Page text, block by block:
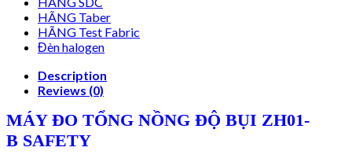
HÃNG Taber
HÃNG Test Fabric
Đèn halogen
Description
Reviews (0)
MÁY ĐO TỔNG NỒNG ĐỘ BỤI ZH01-
B SAFETY